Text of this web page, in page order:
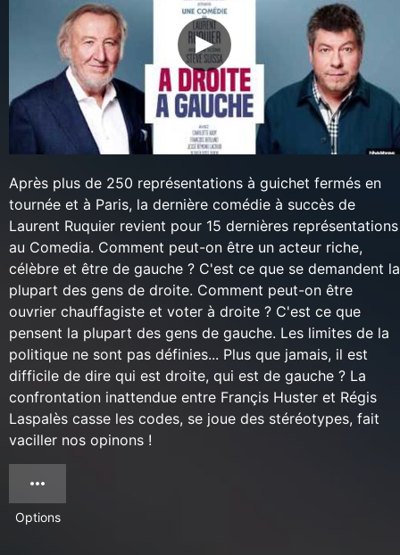
Après plus de 250 représentations à guichet fermés en
tournée et à Paris, la dernière comédie à succès de
Laurent Ruquier revient pour 15 dernières représentations
au Comedia. Comment peut-on être un acteur riche,
célèbre et être de gauche ? C'est ce que se demandent la
plupart des gens de droite. Comment peut-on être
ouvrier chauffagiste et voter à droite ? C'est ce que
pensent la plupart des gens de gauche. Les limites de la
politique ne sont pas définies... Plus que jamais, il est
difficile de dire qui est droite, qui est de gauche ? La
confrontation inattendue entre Françis Huster et Régis
Laspalès casse les codes, se joue des stéréotypes, fait
vaciller nos opinons !
Options